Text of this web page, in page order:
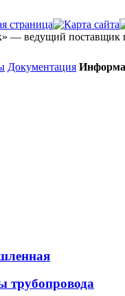
— ведущий поставщик
Документация
трубопровода